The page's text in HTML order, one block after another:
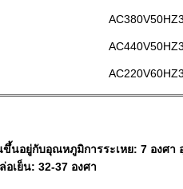
ขึ้นอยู่กับอุณหภูมิการระเหย: 7 องศ
เย็น: 32-37 องศา